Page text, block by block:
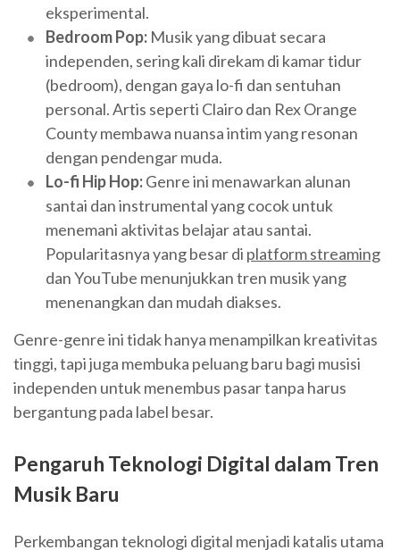
eksperimental.
Bedroom Pop: Musik yang dibuat secara
independen, sering kali direkam di kamar tidur
(bedroom), dengan gaya lo-fi dan sentuhan
personal. Artis seperti Clairo dan Rex Orange
County membawa nuansa intim yang resonan
dengan pendengar muda.
Lo-fi Hip Hop:Genre ini menawarkan alunan
santai dan instrumental yang cocok untuk
menemani aktivitas belajar atau santai.
Popularitasnya yang besar di platform streaming
dan YouTube menunjukkan tren musik yang
menenangkan dan mudah diakses.
Genre-genre ini tidak hanya menampilkan kreativitas
tinggi, tapi juga membuka peluang baru bagi musisi
independen untuk menembus pasar tanpa harus
bergantung pada label besar.
Pengaruh Teknologi Digital dalam Tren
Musik Baru
Perkembangan teknologi digital menjadi katalis utama